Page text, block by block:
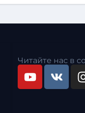
Читайте нас в